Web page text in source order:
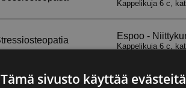
Tämä sivusto käyttää evästeitä